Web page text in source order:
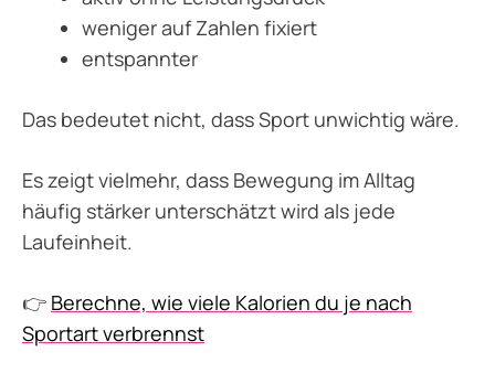
weniger auf Zahlen fixiert
entspannter
Das bedeutet nicht, dass Sport unwichtig wäre.
Es zeigt vielmehr, dass Bewegung im Alltag
häufig stärker unterschätzt wird als jede
Laufeinheit.
👉 Berechne, wie viele Kalorien du je nach
Sportart verbrennst